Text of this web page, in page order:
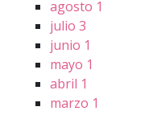
agosto 1
julio 3
junio 1
mayo 1
abril 1
marzo 1